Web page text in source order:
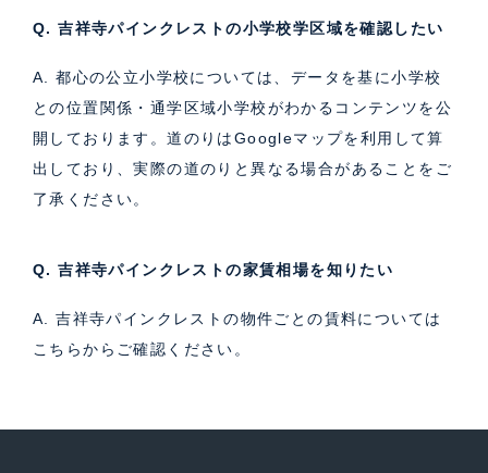
Q. 吉祥寺パインクレストの小学校学区域を確認したい
A. 都心の公立小学校については、データを基に小学校
との位置関係・通学区域小学校がわかるコンテンツを公
開しております。道のりはGoogleマップを利用して算
出しており、実際の道のりと異なる場合があることをご
了承ください。
Q. 吉祥寺パインクレストの家賃相場を知りたい
A. 吉祥寺パインクレストの物件ごとの賃料については
こちらからご確認ください。